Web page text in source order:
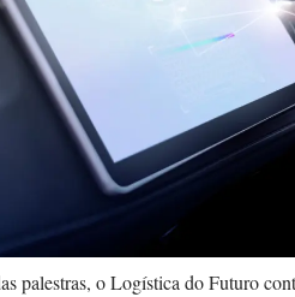
palestras, o Logística do Futuro